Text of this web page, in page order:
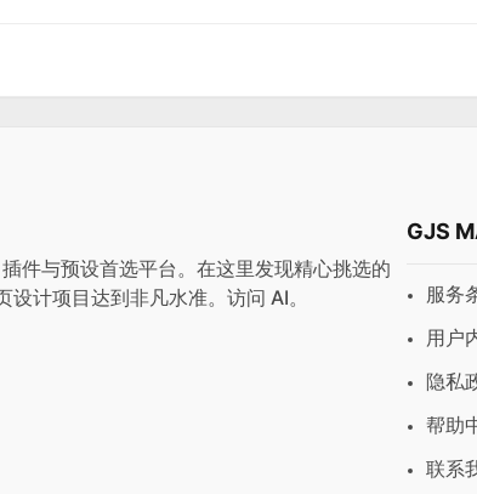
与预设首选平台。在这里发现精心挑选的
设计项目达到非凡水准。访问 AI。
GJS
服务
用户
隐私
帮助
联系